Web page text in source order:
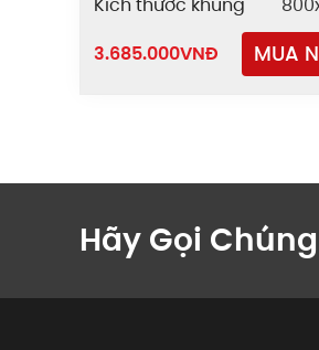
3.685.000VNĐ MUA
Hãy Gọi